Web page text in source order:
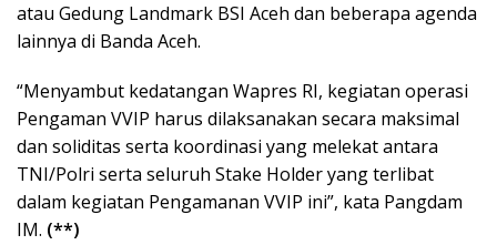
atau Gedung Landmark BSI Aceh dan beberapa agenda
lainnya di Banda Aceh.
“Menyambut kedatangan Wapres RI, kegiatan operasi
Pengaman VVIP harus dilaksanakan secara maksimal
dan soliditas serta koordinasi yang melekat antara
TNI/Polri serta seluruh Stake Holder yang terlibat
dalam kegiatan Pengamanan VVIP ini”, kata Pangdam
IM. (**)